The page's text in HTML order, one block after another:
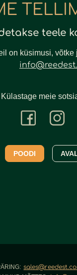
teele
on küsimusi,
Külastage meie
POODI